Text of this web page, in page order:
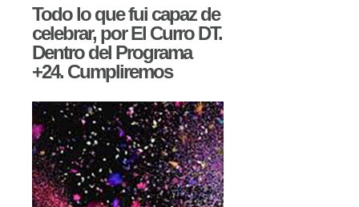
Todo lo que fui capaz de
celebrar, por El Curro DT.
Dentro del Programa
+24. Cumpliremos